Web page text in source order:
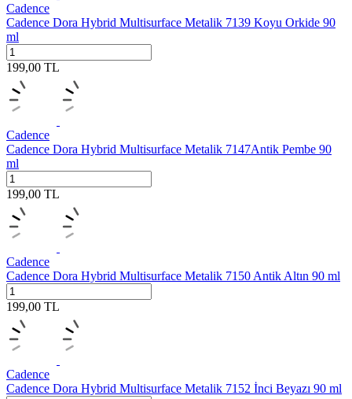
Cadence
Cadence Dora Hybrid Multisurface Metalik 7139 Koyu Orkide 90
ml
199,00 TL
Cadence
Cadence Dora Hybrid Multisurface Metalik 7147Antik Pembe 90
ml
199,00 TL
Cadence
Cadence Dora Hybrid Multisurface Metalik 7150 Antik Altın 90 ml
199,00 TL
Cadence
Cadence Dora Hybrid Multisurface Metalik 7152 İnci Beyazı 90 ml